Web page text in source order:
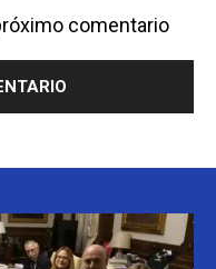
comentario